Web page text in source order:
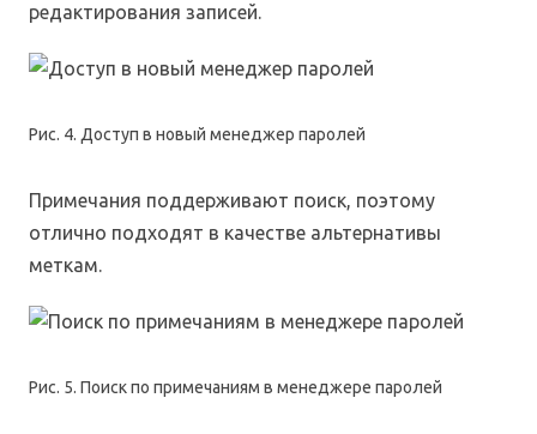
редактирования записей.
Рис. 4. Доступ в новый менеджер паролей
Примечания поддерживают поиск, поэтому
отлично подходят в качестве альтернативы
меткам.
Рис. 5. Поиск по примечаниям в менеджере паролей